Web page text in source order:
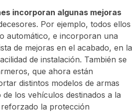
incorporan algunas mejoras
Por ejemplo, todos ellos
automático, e incorporan una
de mejoras en el acabado, en la
de instalación. También se
que ahora están
distintos modelos de armas
de los vehículos destinados a la
la protección